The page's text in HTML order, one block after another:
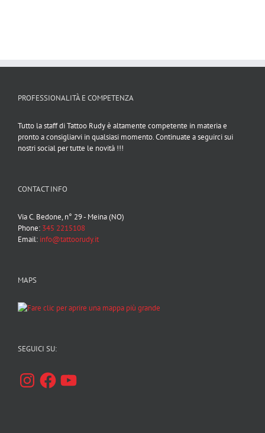
PROFESSIONALITÀ E COMPETENZA
Tutto la staff di Tattoo Rudy è altamente competente in materia e
pronto a consigliarvi in qualsiasi momento. Continuate a seguirci sui
nostri social per tutte le novità !!!
CONTACT INFO
Via C. Bedone, n° 29 - Meina (NO)
Phone: 345 2215108
Email: info@tattoorudy.it
MAPS
SEGUICI SU:
InstagramFacebookYouTube